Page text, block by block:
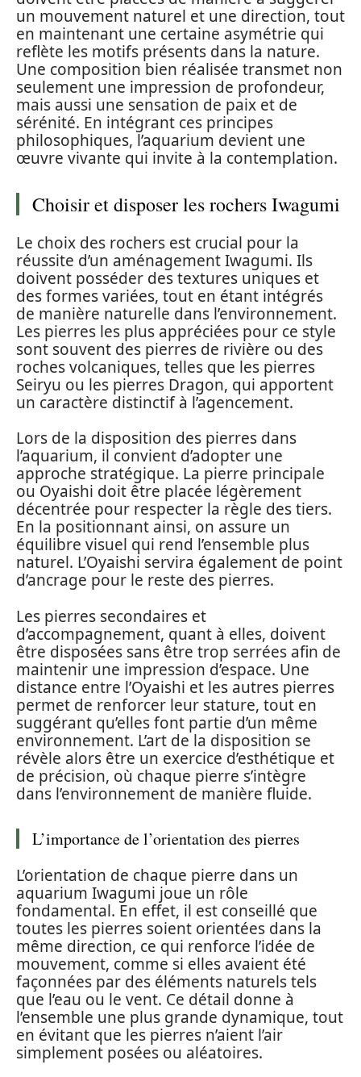
un mouvement naturel et une direction, tout
en maintenant une certaine asymétrie qui
reflète les motifs présents dans la nature.
Une composition bien réalisée transmet non
seulement une impression de profondeur,
mais aussi une sensation de paix et de
sérénité. En intégrant ces principes
philosophiques, l’aquarium devient une
œuvre vivante qui invite à la contemplation.
Choisir et disposer les rochers Iwagumi
Le choix des rochers est crucial pour la
réussite d’un aménagement Iwagumi. Ils
doivent posséder des textures uniques et
des formes variées, tout en étant intégrés
de manière naturelle dans l’environnement.
Les pierres les plus appréciées pour ce style
sont souvent des pierres de rivière ou des
roches volcaniques, telles que les pierres
Seiryu ou les pierres Dragon, qui apportent
un caractère distinctif à l’agencement.
Lors de la disposition des pierres dans
l’aquarium, il convient d’adopter une
approche stratégique. La pierre principale
ou Oyaishi doit être placée légèrement
décentrée pour respecter la règle des tiers.
En la positionnant ainsi, on assure un
équilibre visuel qui rend l’ensemble plus
naturel. L’Oyaishi servira également de point
d’ancrage pour le reste des pierres.
Les pierres secondaires et
d’accompagnement, quant à elles, doivent
être disposées sans être trop serrées afin de
maintenir une impression d’espace. Une
distance entre l’Oyaishi et les autres pierres
permet de renforcer leur stature, tout en
suggérant qu’elles font partie d’un même
environnement. L’art de la disposition se
révèle alors être un exercice d’esthétique et
de précision, où chaque pierre s’intègre
dans l’environnement de manière fluide.
L’importance de l’orientation des pierres
L’orientation de chaque pierre dans un
aquarium Iwagumi joue un rôle
fondamental. En effet, il est conseillé que
toutes les pierres soient orientées dans la
même direction, ce qui renforce l’idée de
mouvement, comme si elles avaient été
façonnées par des éléments naturels tels
que l’eau ou le vent. Ce détail donne à
l’ensemble une plus grande dynamique, tout
en évitant que les pierres n’aient l’air
simplement posées ou aléatoires.